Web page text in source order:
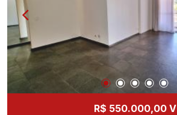
R$ 550.000,00 V